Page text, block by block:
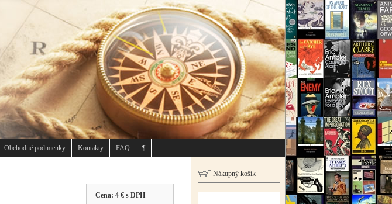
Obchodné podmienky Kontakty FAQ ¶
Cena: 4 €s DPH
Nákupný košík